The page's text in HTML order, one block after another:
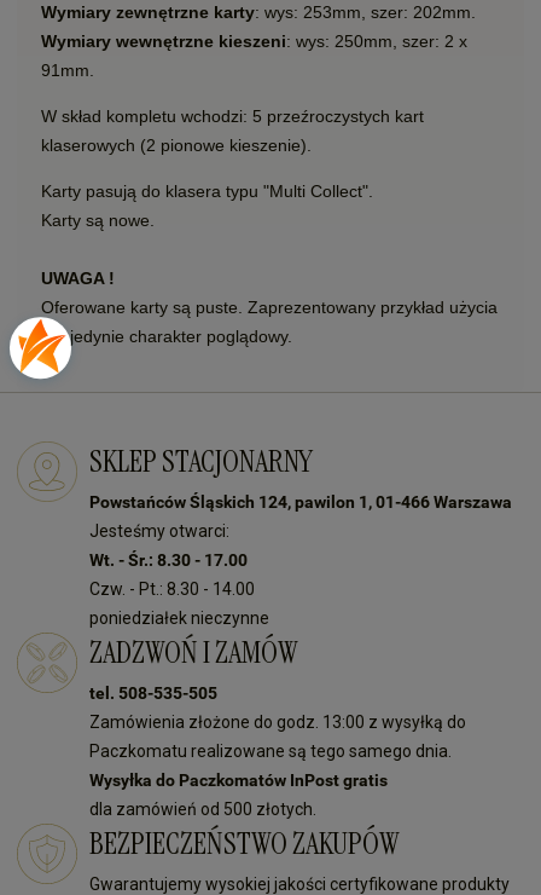
Wymiary zewnętrzne karty: wys: 253mm, szer: 202mm.
Wymiary wewnętrzne kieszeni: wys: 250mm, szer: 2 x
91mm.
W skład kompletu wchodzi: 5 przeźroczystych kart
klaserowych (2 pionowe kieszenie).
Karty pasują do klasera typu "Multi Collect".
Karty są nowe.
UWAGA !
Oferowane karty są puste. Zaprezentowany przykład użycia
ma jedynie charakter poglądowy.
SKLEP STACJONARNY
Powstańców Śląskich 124, pawilon 1, 01-466 Warszawa
Jesteśmy otwarci:
Wt. - Śr.: 8.30 - 17.00
Czw. - Pt.: 8.30 - 14.00
poniedziałek nieczynne
ZADZWOŃ I ZAMÓW
tel. 508-535-505
Zamówienia złożone do godz. 13:00 z wysyłką do
Paczkomatu realizowane są tego samego dnia.
Wysyłka do Paczkomatów InPost gratis
dla zamówień od 500 złotych.
BEZPIECZEŃSTWO ZAKUPÓW
Gwarantujemy wysokiej jakości certyfikowane produkty